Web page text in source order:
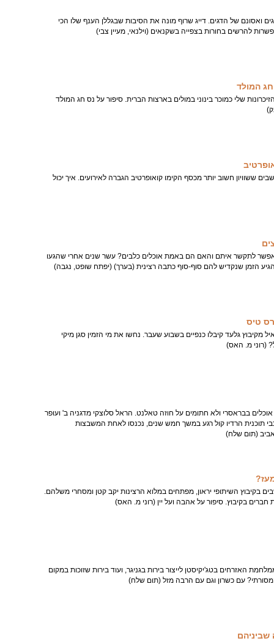
ואסונם של הדגים. דייג שרוף מונה את הסיבות שבגללן הענף שלו הכי
להרשים בחורות בצפייה בשקנאים (וילנאי, מעיין צבי)
המולד
שלי כמוכר בינוני במולים בארצות הברית. סיפור על נס חג המולד
ששוויון חשוב יותר מכסף הקימו קואופרטיב הגברה לאירועים. איך יכול
לתקשר איתם והאם הם באמת אוכלים כלבים? עשר שנים אחרי שהגעו
הזמן שנקדיש להם סוף-סוף כתבה רצינית (בערך) (יפתח שופט, נגבה)
טיס
מקיבוץ גלעד קיבלו כנפיים בשבוע שעבר. נחשו את מי הזמין סגן מיקי
(רוני מ. האס)
אוכלים בבראסרי ולא חתומים על חוזה טאלנט. הראל סלוצקי מדגניה ב' ועופר
תוכנית הרדיו קול רגע במשך חמש שנים, נכנסו לאחת המשבצות
אביב (תום שלח)
בקיבוץ השיתופי יראון, מפתחים במלוא הרצינות יקב קטן ומסחרי משלהם.
חברים בקיבוץ. סיפור על אהבה ועל יין (רוני מ. האס)
האזרחים בטג'יקיסטן לייצור בירות בגניגר, ועוד בירות שזוכות במקום
עם כשרון וגם עם הרבה מזל (תום שלח)
שביניהם